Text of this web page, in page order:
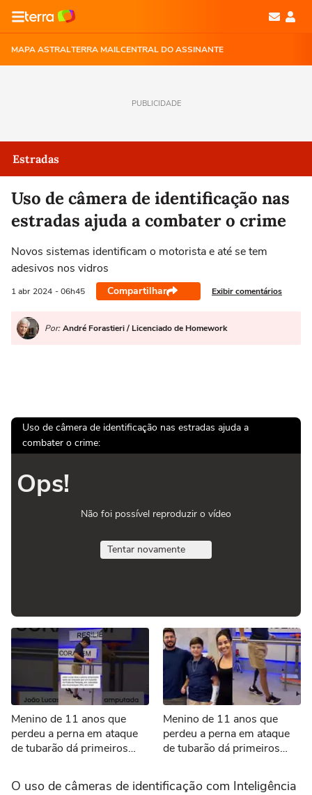
MAPA ASTRALTERRA MAILCENTRAL DO ASSINANTE
PUBLICIDADE
Estradas
Uso de câmera de identificação nas
estradas ajuda a combater o crime
Novos sistemas identificam o motorista e até se tem
adesivos nos vidros
1 abr 2024 - 06h45 Compartilhar Exibir comentários
Por: André Forastieri / Licenciado de Homework
Uso de câmera de identificação nas estradas ajuda a
combater o crime:
Ops!
Não foi possível reproduzir o vídeo
Tentar novamente
Menino de 11 anos que
perdeu a perna em ataque
de tubarão dá primeiros
#shorts
Menino de 11 anos que
perdeu a perna em ataque
de tubarão dá primeiros
O uso de câmeras de identificação com Inteligência